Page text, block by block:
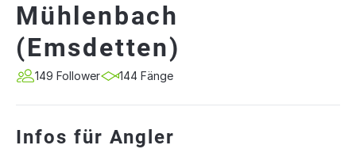
Mühlenbach
(Emsdetten)
149 Follower 144 Fänge
Infos für Angler